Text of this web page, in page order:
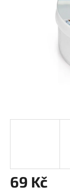
69 Kč